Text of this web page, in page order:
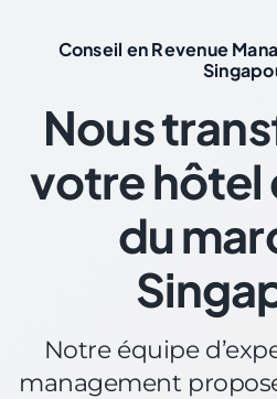
Conseil en Revenue
Nous
votre hôtel
du
Notre équipe
management